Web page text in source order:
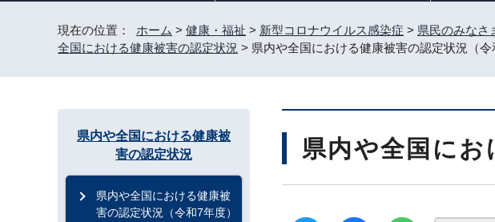
現在の位置： ホーム > 健康・福祉 > 新型コロナウイルス感染症 > 県民のみなさ
全国における健康被害の認定状況 > 県内や全国における健康被害の認定状況（令
県内や全国にお
県内や全国における健康被
害の認定状況
県内や全国における健康被
害の認定状況（令和7年度）